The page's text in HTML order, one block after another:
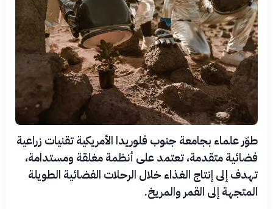
طوّر علماء بجامعة جنوب فلوريدا الأمريكية تقنيات زراعية
فضائية متقدمة، تعتمد على أنظمة مغلقة ومستدامة،
تهدف إلى إنتاج الغذاء خلال الرحلات الفضائية الطويلة
المتجهة إلى القمر والمريخ.